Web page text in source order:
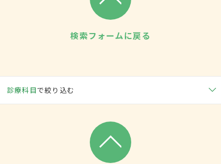
検索フォームに戻る
診療科目で絞り込む